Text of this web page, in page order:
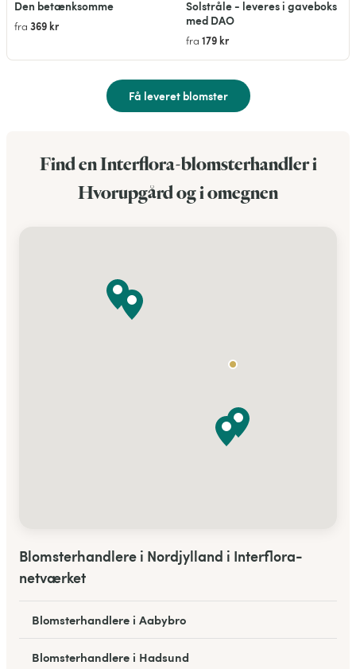
Den betænksomme
fra 369 kr
Solstråle - leveres i gaveboks
med DAO
fra 179 kr
Få leveret blomster
Find en Interflora-blomsterhandler i
Hvorupgård og i omegnen
Blomsterhandlere i Nordjylland i Interflora-
netværket
Blomsterhandlere i Aabybro
Blomsterhandlere i Hadsund